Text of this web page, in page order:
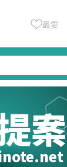
最愛
案